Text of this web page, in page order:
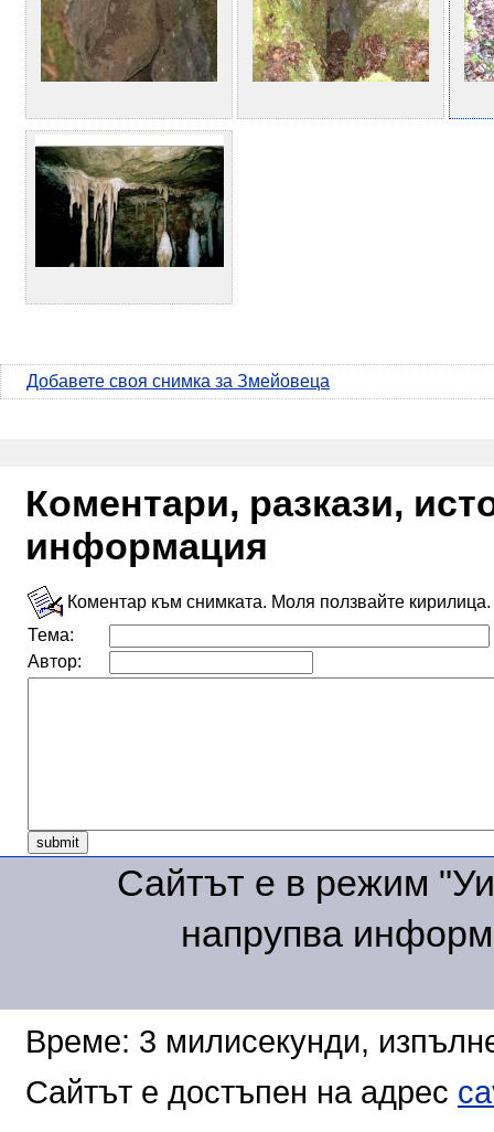
Добавете своя снимка за Змейовеца
Коментари, разкази,
информация
Коментар към снимката. Моля ползвайте кирилица.
Тема:
Автор:
Сайтът е в режим
напрупва
Време: 3 милисекунди,
Сайтът е достъпен на адрес